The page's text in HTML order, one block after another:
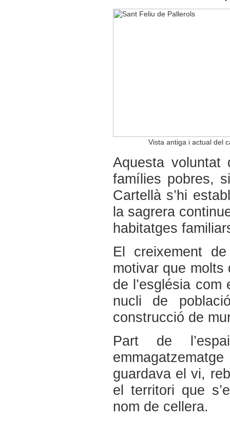
Vista antiga i actual del
Aquesta
famílies pobres,
Cartellà s’hi
la sagrera
habitatges
El creixement
motivar que molts
de l’església
nucli de
construcció de
Part de
guardava el vi,
el territori que
nom de cellera.